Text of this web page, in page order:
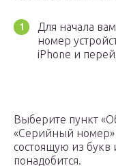
Для начала
номер
iPhone и
Выберите пункт
«Серийный
состоящую из букв
понадобится.